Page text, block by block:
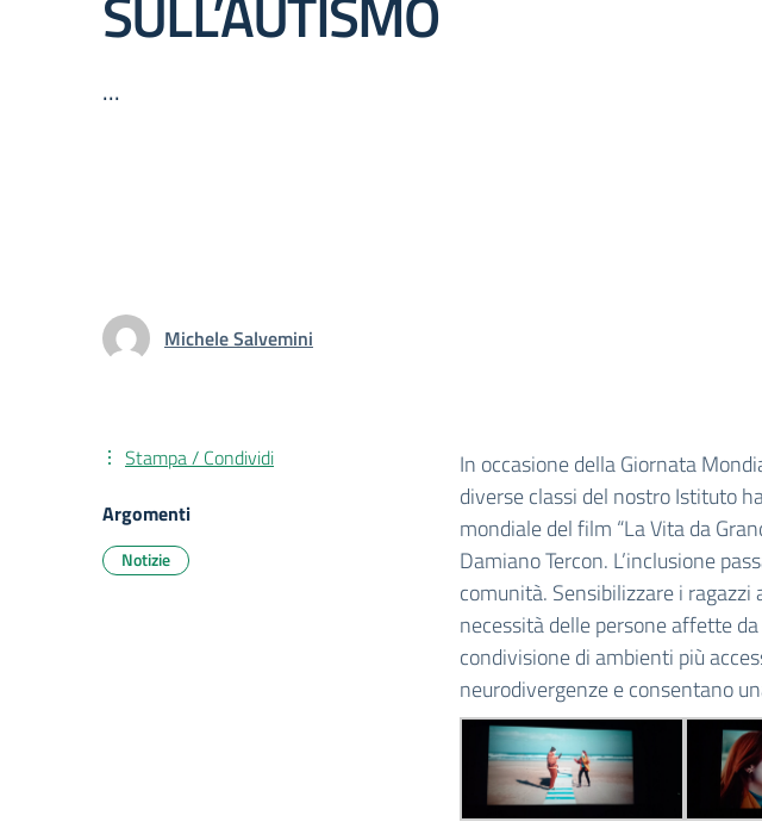
...
Michele Salvemini
In occasione della Giornata
diverse classi del nostro Istituto
mondiale del film “La Vita da
Damiano Tercon. L’inclusione
comunità. Sensibilizzare i
necessità delle persone affette
condivisione di ambienti più
neurodivergenze e consentano
Stampa / Condividi
Argomenti
Notizie